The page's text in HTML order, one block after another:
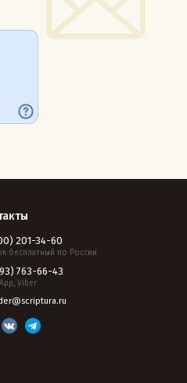
201-34-60
бесплатный по России
763-66-43
Viber